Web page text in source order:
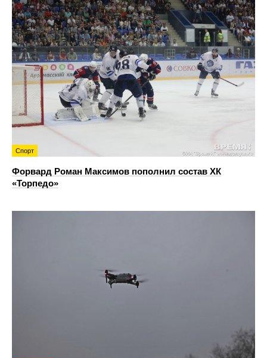
Спорт
Форвард Роман Максимов пополнил состав ХК
«Торпедо»